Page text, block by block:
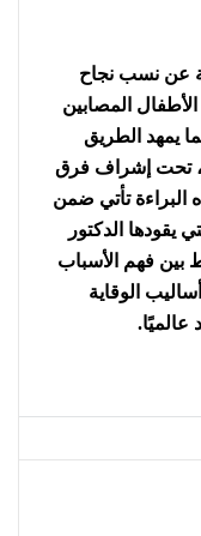
عن نسب نجاح
70% و86% لدى الأطفال المصابين
يمهد الطريق
تحت إشراف فرق
البراءة تأتي ضمن
يقودها الدكتور
بين فهم الأسباب
الوقاية
عالميًا.